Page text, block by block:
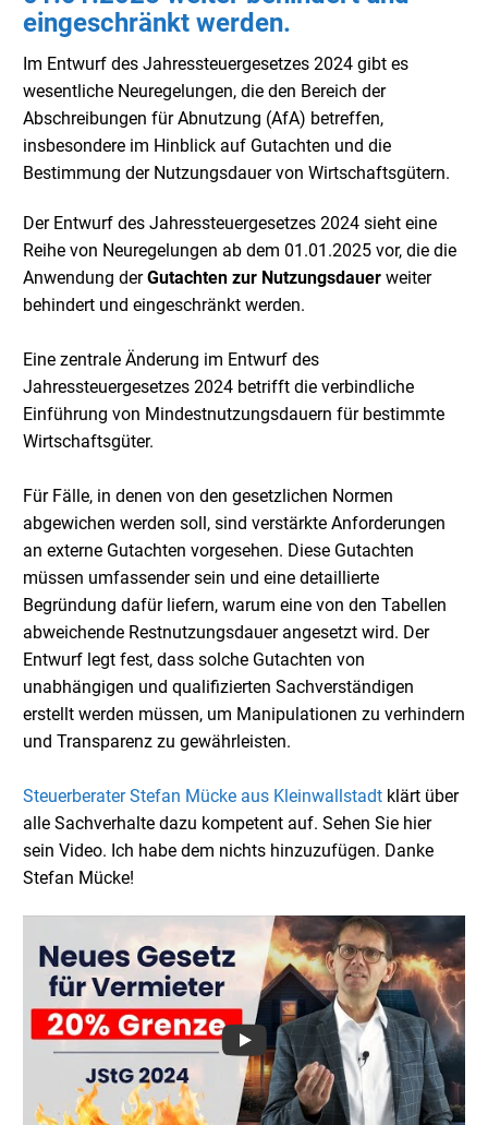
eingeschränkt werden.
Im Entwurf des Jahressteuergesetzes 2024 gibt es
wesentliche Neuregelungen, die den Bereich der
Abschreibungen für Abnutzung (AfA) betreffen,
insbesondere im Hinblick auf Gutachten und die
Bestimmung der Nutzungsdauer von Wirtschaftsgütern.
Der Entwurf des Jahressteuergesetzes 2024 sieht eine
Reihe von Neuregelungen ab dem 01.01.2025 vor, die die
Anwendung derGutachten zur Nutzungsdauer weiter
behindert und eingeschränkt werden.
Eine zentrale Änderung im Entwurf des
Jahressteuergesetzes 2024 betrifft die verbindliche
Einführung von Mindestnutzungsdauern für bestimmte
Wirtschaftsgüter.
Für Fälle, in denen von den gesetzlichen Normen
abgewichen werden soll, sind verstärkte Anforderungen
an externe Gutachten vorgesehen. Diese Gutachten
müssen umfassender sein und eine detaillierte
Begründung dafür liefern, warum eine von den Tabellen
abweichende Restnutzungsdauer angesetzt wird. Der
Entwurf legt fest, dass solche Gutachten von
unabhängigen und qualifizierten Sachverständigen
erstellt werden müssen, um Manipulationen zu verhindern
und Transparenz zu gewährleisten.
Steuerberater Stefan Mücke aus Kleinwallstadt klärt über
alle Sachverhalte dazu kompetent auf. Sehen Sie hier
sein Video. Ich habe dem nichts hinzuzufügen. Danke
Stefan Mücke!